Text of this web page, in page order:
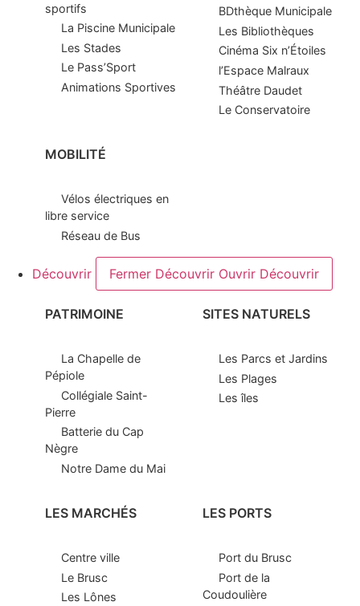
sportifs
La Piscine Municipale
Les Stades
Le Pass’Sport
Animations Sportives
BDthèque Municipale
Les Bibliothèques
Cinéma Six n’Étoiles
l’Espace Malraux
Théâtre Daudet
Le Conservatoire
MOBILITÉ
Vélos électriques en
libre service
Réseau de Bus
Découvrir Fermer Découvrir Ouvrir Découvrir
PATRIMOINE
La Chapelle de
Pépiole
Collégiale Saint-
Pierre
Batterie du Cap
Nègre
Notre Dame du Mai
SITES NATURELS
Les Parcs et Jardins
Les Plages
Les îles
LES MARCHÉS
Centre ville
Le Brusc
Les Lônes
LES PORTS
Port du Brusc
Port de la
Coudoulière